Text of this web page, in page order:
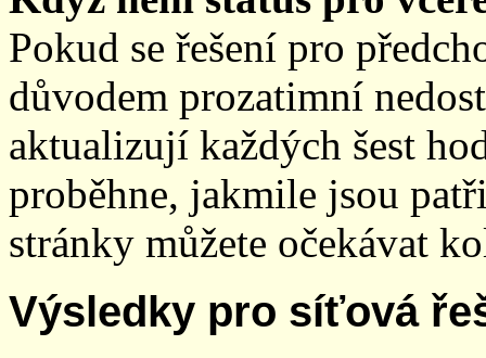
Pokud se řešení pro
důvodem prozatimní
aktualizují každých šest
proběhne, jakmile jsou
stránky můžete očekávat
Výsledky pro síťová